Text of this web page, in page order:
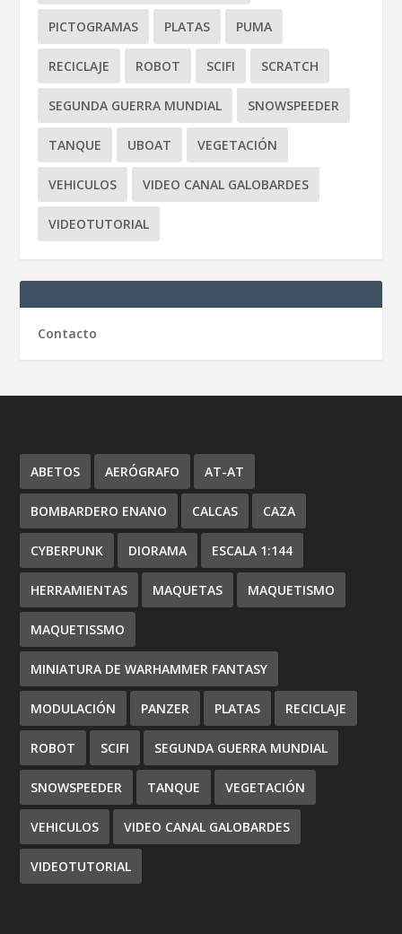
PICTOGRAMAS PLATAS PUMA
RECICLAJE ROBOT SCIFI SCRATCH
SEGUNDA GUERRA MUNDIAL SNOWSPEEDER
TANQUE UBOAT VEGETACIÓN
VEHICULOS VIDEO CANAL GALOBARDES
VIDEOTUTORIAL
Contacto
ABETOS AERÓGRAFO AT-AT
BOMBARDERO ENANO CALCAS CAZA
CYBERPUNK DIORAMA ESCALA 1:144
HERRAMIENTAS MAQUETAS MAQUETISMO
MAQUETISSMO
MINIATURA DE WARHAMMER FANTASY
MODULACIÓN PANZER PLATAS RECICLAJE
ROBOT SCIFI SEGUNDA GUERRA MUNDIAL
SNOWSPEEDER TANQUE VEGETACIÓN
VEHICULOS VIDEO CANAL GALOBARDES
VIDEOTUTORIAL